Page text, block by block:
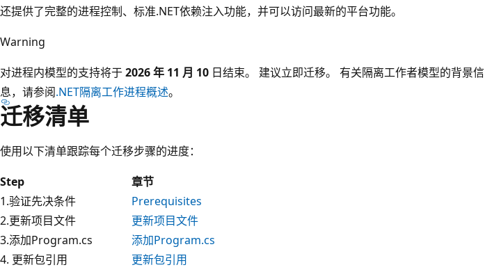
还提供了完整的进程控制、标准.NET依赖注入功能，并可以访问最新的平台功能。
Warning
对进程内模型的支持将于2026 年 11 月 10 日结束。 建议立即迁移。 有关隔离工作者模型的背景信
息，请参阅.NET隔离工作进程概述。
迁移清单
使用以下清单跟踪每个迁移步骤的进度：
Step
章节
1.验证先决条件
Prerequisites
2.更新项目文件
更新项目文件
3.添加Program.cs
添加Program.cs
4. 更新包引用
更新包引用